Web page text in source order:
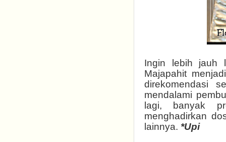
Ingin lebih jauh
Majapahit
direkomendasi
mendalami
lagi, banyak
menghadirkan
lainnya. *Upi